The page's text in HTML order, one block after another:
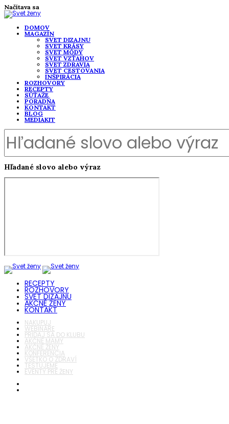
Načítava sa
DOMOV
MAGAZÍN
SVET DIZAJNU
SVET KRÁSY
SVET MÓDY
SVET VZŤAHOV
SVET ZDRAVIA
SVET CESTOVANIA
INŠPIRÁCIA
ROZHOVORY
RECEPTY
SÚŤAŽE
PORADŇA
KONTAKT
BLOG
MEDIAKIT
Hľadané slovo alebo výraz
RECEPTY
ROZHOVORY
SVET DIZAJNU
AKČNÉ ŽENY
KONTAKT
NAKUPUJ
WEBINÁRE
PRIDAJ SA DO KLUBU
AKČNÉ MAMY
AKČNÉ ŽENY
KONFERENCIA
VŠETKO O ZDRAVÍ
TESTUJEME
EVENTY PRE ŽENY